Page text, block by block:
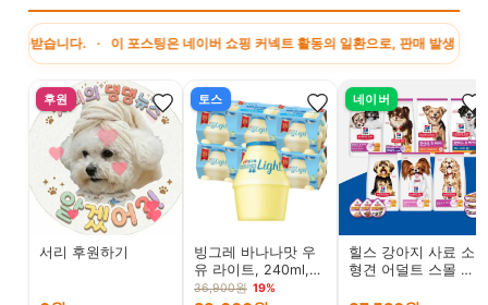
. · 이 포스팅은 네이버 쇼핑 커넥트 활동의 일환으로, 판매 발생 시 수수료
후원
서리 후원하기
토스
빙그레 바나나맛 우
유 라이트, 240ml,
24개
36,900원 19%
네이버
힐스 강아지 사료 소
형견 어덜트 스몰 앤